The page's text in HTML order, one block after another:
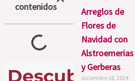
contenidos
Descubre
Arreglos de
Flores de
Navidad con
Alstroemerias
y Gerberas
diciembre 16, 2024